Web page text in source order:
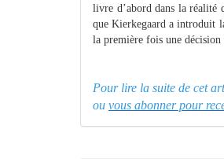
livre d’abord dans la réalité
que Kierkegaard a introduit
la première fois une
Pour lire la suite de cet
ou vous abonner pour